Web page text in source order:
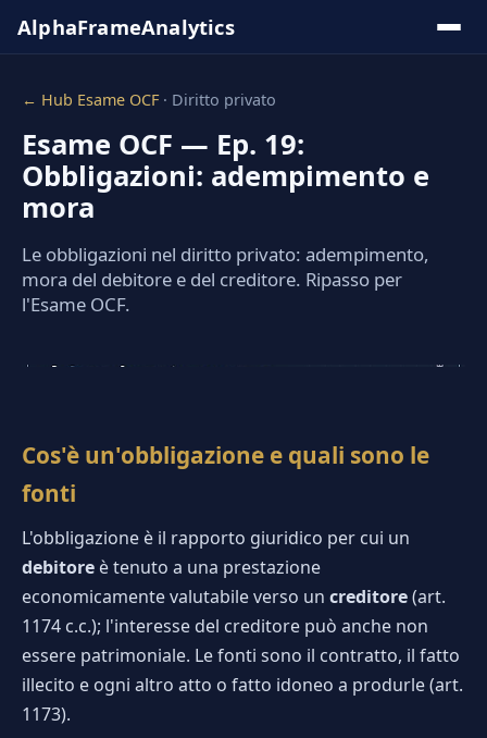
contenuto
AlphaFrameAnalytics
Soluzioni &
Insights
Tool
Online
Base
Chi Siamo
IT EN
← Hub Esame OCF· Diritto privato
Esame OCF — Ep. 19:
Obbligazioni: adempimento e
mora
Le obbligazioni nel diritto privato: adempimento,
mora del debitore e del creditore. Ripasso per
l'Esame OCF.
Cos'è un'obbligazione e quali sono le
fonti
L'obbligazione è il rapporto giuridico per cui un
debitore è tenuto a una prestazione
economicamente valutabile verso un creditore(art.
1174 c.c.); l'interesse del creditore può anche non
essere patrimoniale. Le fonti sono il contratto, il fatto
illecito e ogni altro atto o fatto idoneo a produrle (art.
1173).